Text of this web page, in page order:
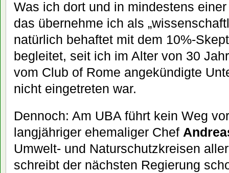
Was ich dort und in mindestens
das übernehme ich als
natürlich behaftet mit dem 10%-
begleitet, seit ich im Alter von 30
vom Club of Rome angekündigte
nicht eingetreten war.
Dennoch: Am UBA führt kein Weg
langjähriger ehemaliger Chef
Umwelt- und Naturschutzkreisen
schreibt der nächsten Regierung